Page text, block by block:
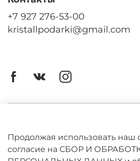
Оферта
Политика
+7 927 276-53-00
kristallpodarki@gmail.com
Продолжая использовать наш
согласие на СБОР И